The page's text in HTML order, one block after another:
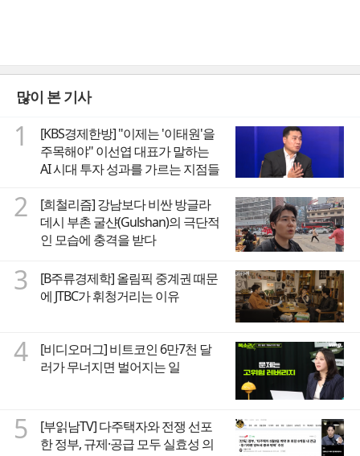
많이 본 기사
1
[KBS경제한방] "이제는 '이태원'을
주목해야" 이선엽 대표가 말하는
AI 시대 투자 성과를 가르는 지점들
2
[희철리즘] 강남보다 비싼 방글라
데시 부촌 굴샨(Gulshan)의 극단적
인 모습에 충격을 받다
3
[B주류경제학] 올림픽 중계권 때문
에 JTBC가 휘청거리는 이유
4
[비디오머그] 비트코인 6만7천 달
러가 무너지면 벌어지는 일
5
[부읽남TV] 다주택자와 전쟁 선포
한 정부, 규제·공급 모두 실효성 의